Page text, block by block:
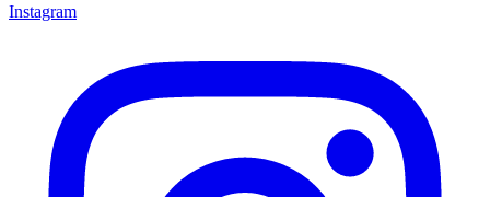
Instagram